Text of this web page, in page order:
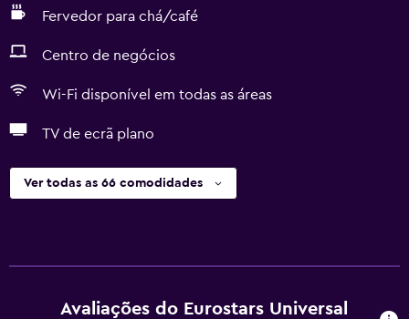
Fervedor para chá/café
Centro de negócios
Wi-Fi disponível em todas as áreas
TV de ecrã plano
Ver todas as 66 comodidades
Avaliações do Eurostars Universal